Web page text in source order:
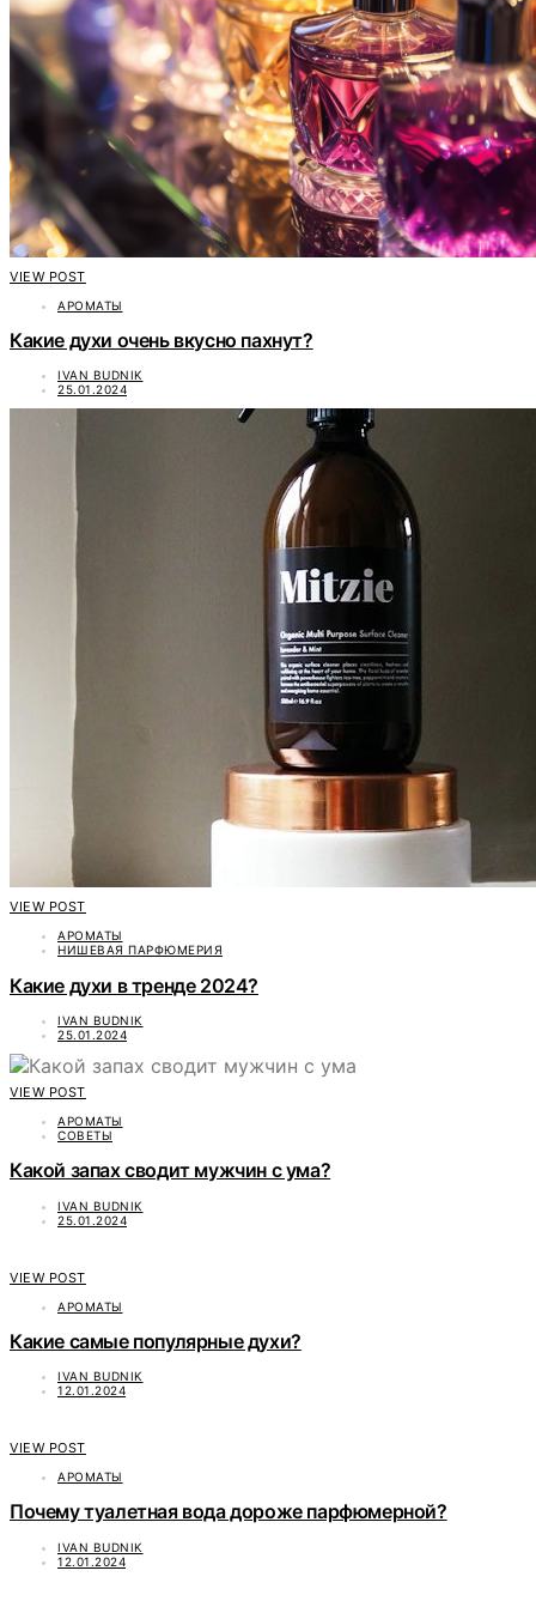
VIEW POST
АРОМАТЫ
Какие духи очень вкусно пахнут?
IVAN BUDNIK
25.01.2024
VIEW POST
АРОМАТЫ
НИШЕВАЯ ПАРФЮМЕРИЯ
Какие духи в тренде 2024?
IVAN BUDNIK
25.01.2024
VIEW POST
АРОМАТЫ
СОВЕТЫ
Какой запах сводит мужчин с ума?
IVAN BUDNIK
25.01.2024
VIEW POST
АРОМАТЫ
Какие самые популярные духи?
IVAN BUDNIK
12.01.2024
VIEW POST
АРОМАТЫ
Почему туалетная вода дороже парфюмерной?
IVAN BUDNIK
12.01.2024